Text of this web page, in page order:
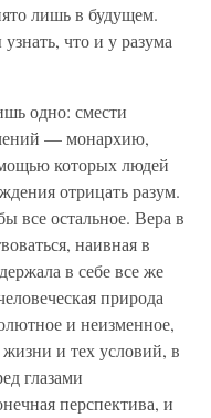
лишь в будущем.
что и у разума
одно: смести
— монархию,
которых людей
отрицать разум.
все остальное. Вера в
наивная в
в себе все же
природа
и неизменное,
и тех условий, в
глазами
перспектива, и